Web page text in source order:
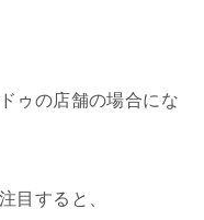
ゥの店舗の場合にな
目すると、